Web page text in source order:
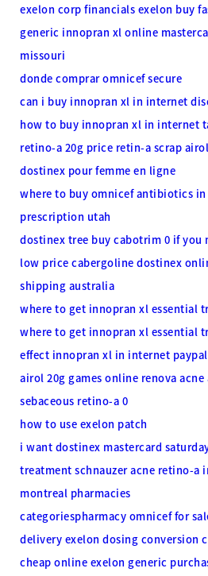
exelon corp financials exelon buy
generic innopran xl online
missouri
donde comprar omnicef secure
can i buy innopran xl in internet
how to buy innopran xl in internet
retino-a 20g price retin-a scrap
dostinex pour femme en ligne
where to buy omnicef antibiotics
prescription utah
dostinex tree buy cabotrim 0 if you
low price cabergoline dostinex
shipping australia
where to get innopran xl essential
where to get innopran xl essential
effect innopran xl in internet
airol 20g games online renova
sebaceous retino-a 0
how to use exelon patch
i want dostinex mastercard
treatment schnauzer acne retino-a
montreal pharmacies
categoriespharmacy omnicef for
delivery exelon dosing conversion
cheap online exelon generic